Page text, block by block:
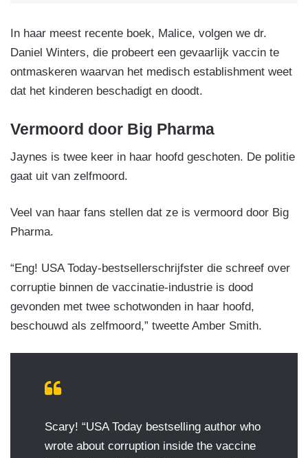
In haar meest recente boek, Malice, volgen we dr.
Daniel Winters, die probeert een gevaarlijk vaccin te
ontmaskeren waarvan het medisch establishment weet
dat het kinderen beschadigt en doodt.
Vermoord door Big Pharma
Jaynes is twee keer in haar hoofd geschoten. De politie
gaat uit van zelfmoord.
Veel van haar fans stellen dat ze is vermoord door Big
Pharma.
“Eng! USA Today-bestsellerschrijfster die schreef over
corruptie binnen de vaccinatie-industrie is dood
gevonden met twee schotwonden in haar hoofd,
beschouwd als zelfmoord,” tweette Amber Smith.
Scary! “USA Today bestselling author who
wrote about corruption inside the vaccine